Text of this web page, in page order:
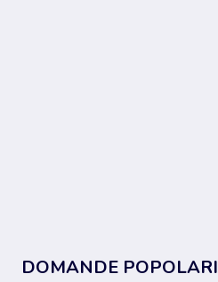
DOMANDE POPOLARI